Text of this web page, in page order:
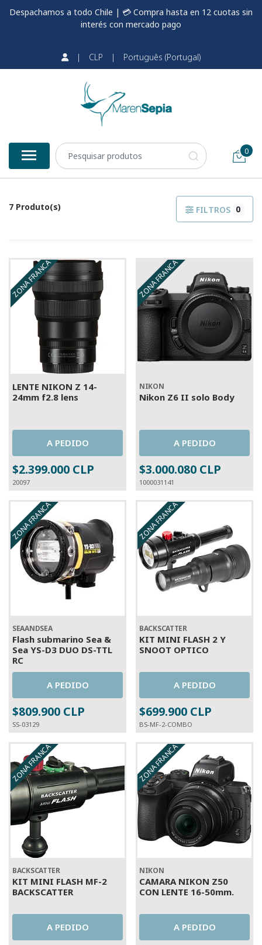
Despachamos a todo Chile | 💳 Compra hasta en 12 cuotas sin
interés con mercado pago
| CLP | Português (Portugal)
0
7 Produto(s) FILTROS 0
A PEDIDO
ZONA FRANCA
LENTE NIKON Z 14-
24mm f2.8 lens
A PEDIDO
$2.399.000 CLP
20097
A PEDIDO
ZONA FRANCA
NIKON
Nikon Z6 II solo Body
A PEDIDO
$3.000.080 CLP
1000031141
A PEDIDO
ZONA FRANCA
SEAANDSEA
Flash submarino Sea &
Sea YS-D3 DUO DS-TTL
RC
A PEDIDO
$809.900 CLP
SS-03129
A PEDIDO
ZONA FRANCA
BACKSCATTER
KIT MINI FLASH 2 Y
SNOOT OPTICO
A PEDIDO
$699.900 CLP
BS-MF-2-COMBO
A PEDIDO
ZONA FRANCA
BACKSCATTER
KIT MINI FLASH MF-2
BACKSCATTER
A PEDIDO
A PEDIDO
ZONA FRANCA
NIKON
CAMARA NIKON Z50
CON LENTE 16-50mm.
A PEDIDO